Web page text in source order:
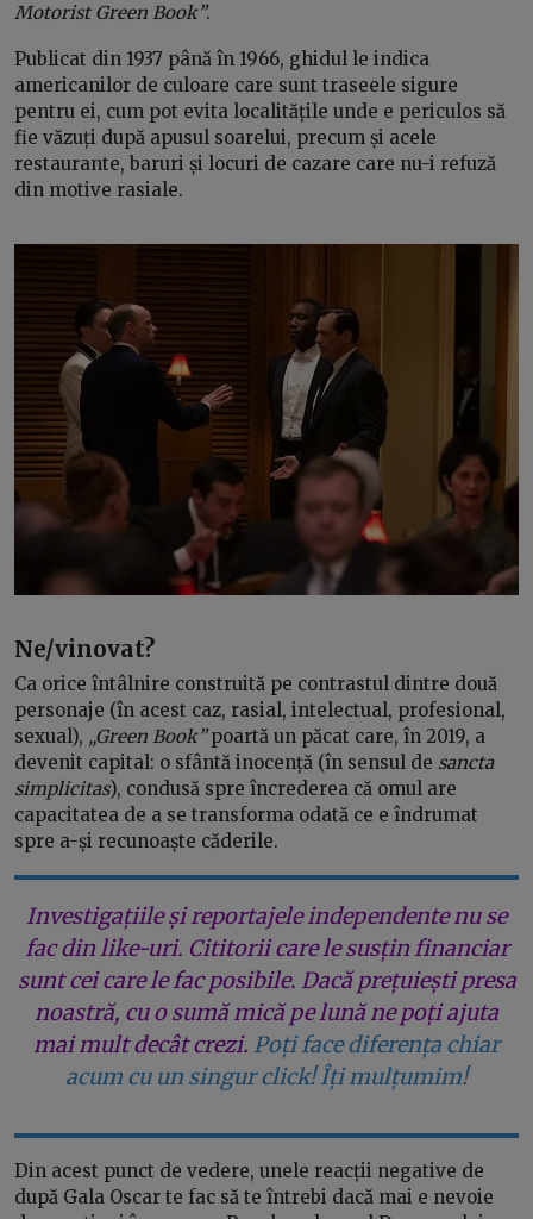
Motorist Green Book”.
Publicat din 1937 până în 1966, ghidul le indica
americanilor de culoare care sunt traseele sigure
pentru ei, cum pot evita localitățile unde e periculos să
fie văzuți după apusul soarelui, precum și acele
restaurante, baruri și locuri de cazare care nu-i refuză
din motive rasiale.
Ne/vinovat?
Ca orice întâlnire construită pe contrastul dintre două
personaje (în acest caz, rasial, intelectual, profesional,
sexual), „Green Book”poartă un păcat care, în 2019, a
devenit capital: o sfântă inocență (în sensul de sancta
simplicitas), condusă spre încrederea că omul are
capacitatea de a se transforma odată ce e îndrumat
spre a-și recunoaște căderile.
Investigațiile și reportajele independente nu se
fac din like-uri. Cititorii care le susțin financiar
sunt cei care le fac posibile. Dacă prețuiești presa
noastră, cu o sumă mică pe lună ne poți ajuta
mai mult decât crezi. Poți face diferența chiar
acum cu un singur click! Îți mulțumim!
Din acest punct de vedere, unele reacții negative de
după Gala Oscar te fac să te întrebi dacă mai e nevoie